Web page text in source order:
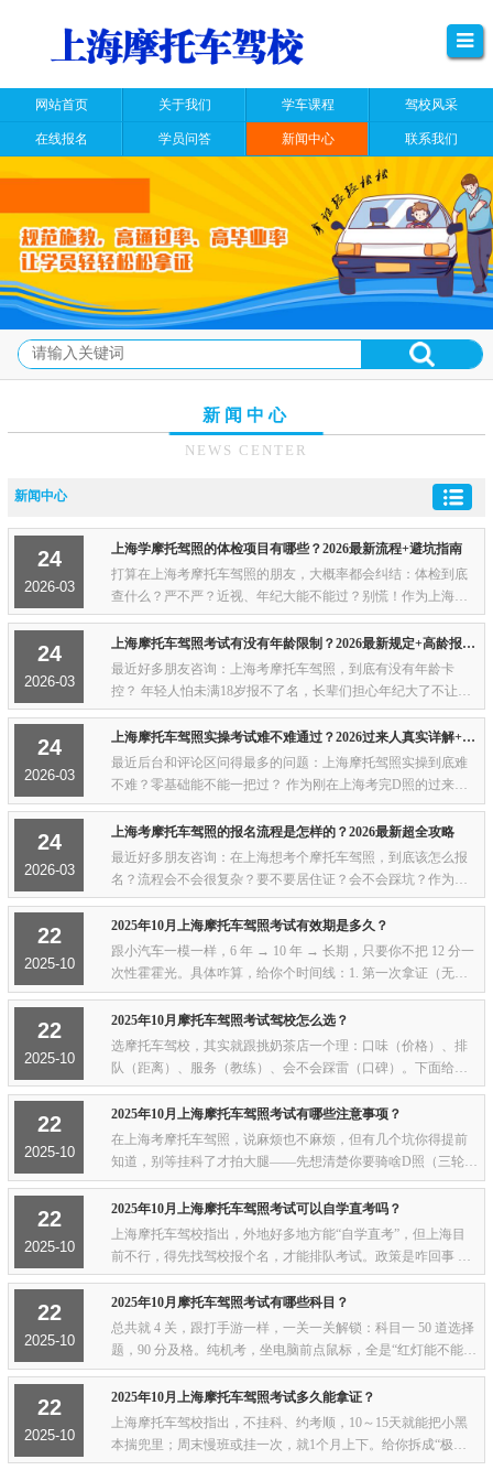
网站首页 关于我们 学车课程 驾校风采
在线报名 学员问答 新闻中心 联系我们
新闻中心
NEWS CENTER
新闻中心
24
2026-03
上海学摩托驾照的体检项目有哪些？2026最新流程+避坑指南
打算在上海考摩托车驾照的朋友，大概率都会纠结：体检到底
查什么？严不严？近视、年纪大能不能过？别慌！作为上海摩
托驾考老司机，今天把2026年最新体检项目、合格标准、实操
细节全扒出来，口语化干货无废话，不管是...
24
2026-03
上海摩托车驾照考试有没有年龄限制？2026最新规定+高龄报考全攻略
最近好多朋友咨询：上海考摩托车驾照，到底有没有年龄卡
控？ 年轻人怕未满18岁报不了名，长辈们担心年纪大了不让
考，还有人分不清D/E/F照的年龄区别，白跑一趟驾校。作为深
耕上海摩托驾考的过来人，今天就把2026年最...
24
2026-03
上海摩托车驾照实操考试难不难通过？2026过来人真实详解+通关技巧
最近后台和评论区问得最多的问题：上海摩托驾照实操到底难
不难？零基础能不能一把过？ 作为刚在上海考完D照的过来
人，今天不吹不黑，把实操考试的真实难度、挂科重灾区、一
把过技巧全说透，新手照着做，通过率直接拉...
24
2026-03
上海考摩托车驾照的报名流程是怎样的？2026最新超全攻略
最近好多朋友咨询：在上海想考个摩托车驾照，到底该怎么报
名？流程会不会很复杂？要不要居住证？会不会踩坑？作为刚
拿证不久的过来人，我把2026年上海摩托驾照报名+考试全流程
整理得明明白白，全程口语化讲解，没有生...
22
2025-10
2025年10月上海摩托车驾照考试有效期是多久？
跟小汽车一模一样，6 年 → 10 年 → 长期，只要你不把 12 分一
次性霍霍光。具体咋算，给你个时间线：1. 第一次拿证（无论
D、E、F）： 有效期 6 年。从发证那天算，不是元旦也不是你
生日。2. 6 年里每个记分周期都没...
22
2025-10
2025年10月摩托车驾照考试驾校怎么选？
选摩托车驾校，其实就跟挑奶茶店一个理：口味（价格）、排
队（距离）、服务（教练）、会不会踩雷（口碑）。下面给你
一份“人话版”挑驾校攻略，照着打勾就行——先锁定“离家近”上
海摩托驾校基本都在外环外：懒得跑...
22
2025-10
2025年10月上海摩托车驾照考试有哪些注意事项？
在上海考摩托车驾照，说麻烦也不麻烦，但有几个坑你得提前
知道，别等挂科了才拍大腿——先想清楚你要骑啥D照（三轮）
最香，E照（两轮）也能骑轻便，F照只能开小电驴，别考完了
才发现想骑的排量和驾照对不上号。外地户...
22
2025-10
2025年10月上海摩托车驾照考试可以自学直考吗？
上海摩托车驾校指出，外地好多地方能“自学直考”，但上海目
前不行，得先找驾校报个名，才能排队考试。政策是咋回事 全
国大政策确实留了“自学直考”口子，可人家指的是“小客C1/C
2”那种，自己改装私家车、贴学字标...
22
2025-10
2025年10月摩托车驾照考试有哪些科目？
总共就 4 关，跟打手游一样，一关一关解锁：科目一 50 道选择
题，90 分及格。纯机考，坐电脑前点鼠标，全是“红灯能不能右
转”“撞了人先干啥”这种常识题。刷三天题就能过，别紧张。科
目二 场内...
22
2025-10
2025年10月上海摩托车驾照考试多久能拿证？
上海摩托车驾校指出，不挂科、约考顺，10～15天就能把小黑
本揣兜里；周末慢班或挂一次，就1个月上下。给你拆成“极速
档/日常档”两种节奏，自己对照入座：极速档（10～15天）周一